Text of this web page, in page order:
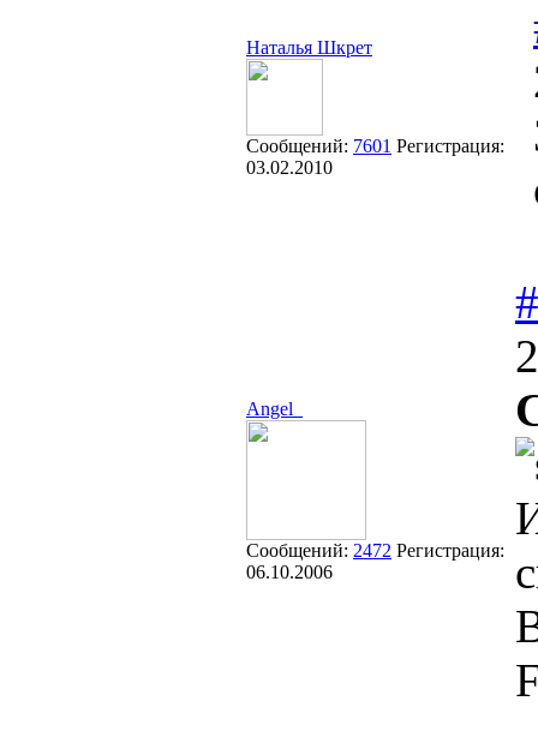
Наталья Шкрет
Сообщений: 7601 Регистрация:
03.02.2010
Angel_
Сообщений: 2472 Регистрация:
06.10.2006